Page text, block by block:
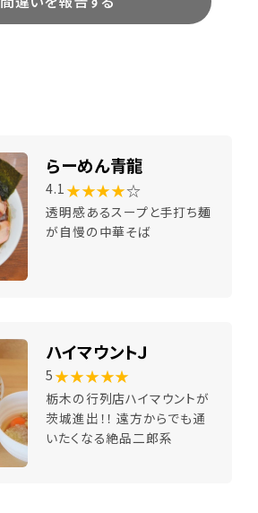
らーめん青龍
4.1 ★★★★☆
透明感あるスープと手打ち麺
が自慢の中華そば
ハイマウントＪ
5 ★★★★★
栃木の行列店ハイマウントが
茨城進出！！ 遠方からでも通
いたくなる絶品二郎系